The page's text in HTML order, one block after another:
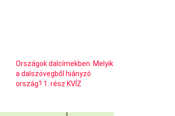
Országok dalcímekben. Melyik
a dalszövegből hiányzó
ország? 1. rész KVÍZ